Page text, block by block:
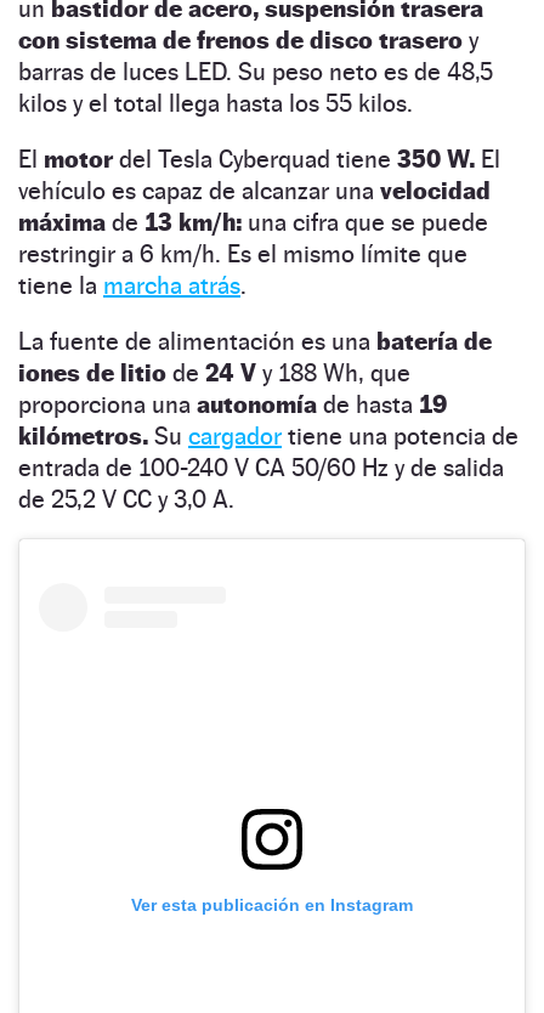
un bastidor de acero, suspensión trasera
con sistema de frenos de disco trasero y
barras de luces LED. Su peso neto es de 48,5
kilos y el total llega hasta los 55 kilos.
El motordel Tesla Cyberquad tiene 350 W. El
vehículo es capaz de alcanzar una velocidad
máxima de 13 km/h: una cifra que se puede
restringir a 6 km/h. Es el mismo límite que
tiene la marcha atrás.
La fuente de alimentación es una batería de
iones de litio de 24 V y 188 Wh, que
proporciona una autonomía de hasta 19
kilómetros. Su cargador tiene una potencia de
entrada de 100-240 V CA 50/60 Hz y de salida
de 25,2 V CC y 3,0 A.
Ver esta publicación en Instagram